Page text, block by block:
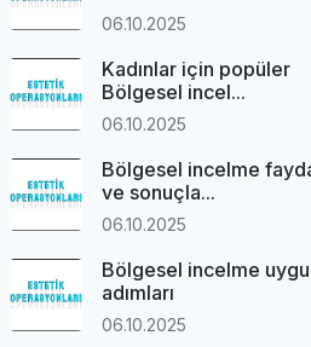
06.10.2025
Kadınlar için popüler
Bölgesel incel...
06.10.2025
Bölgesel incelme
ve sonuçla...
06.10.2025
Bölgesel incelme
adımları
06.10.2025